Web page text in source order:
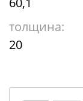
толщина:
20